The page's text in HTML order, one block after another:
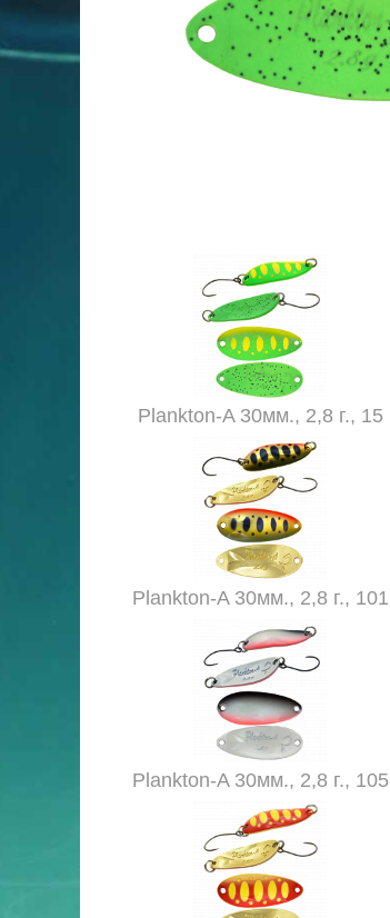
Plankton-A 30мм., 2,8 г., 15
Plankton-A 30мм., 2,8 г., 101
Plankton-A 30мм., 2,8 г., 105